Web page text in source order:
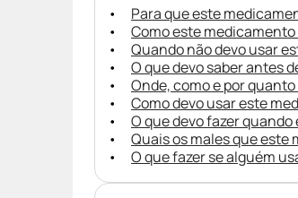
Para que este
Como este
Quando não devo usar
O que devo saber antes
Onde, como e por
Como devo usar este
O que devo fazer
Quais os males que este
O que fazer se alguém